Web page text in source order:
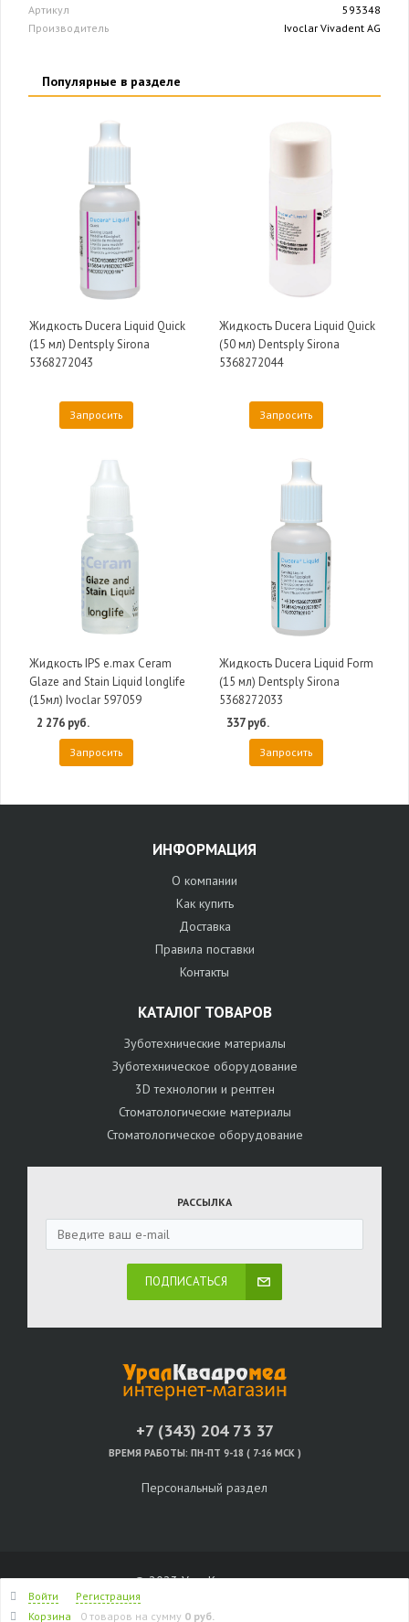
Артикул
593348
Производитель
Ivoclar Vivadent AG
Популярные в разделе
Жидкость Ducera Liquid Quick
(15 мл) Dentsply Sirona
5368272043
Запросить
Жидкость Ducera Liquid Quick
(50 мл) Dentsply Sirona
5368272044
Запросить
Жидкость IPS e.max Ceram
Glaze and Stain Liquid longlife
(15мл) Ivoclar 597059
2 276 руб.
Запросить
Жидкость Ducera Liquid Form
(15 мл) Dentsply Sirona
5368272033
337 руб.
Запросить
ИНФОРМАЦИЯ
О компании
Как купить
Доставка
Правила поставки
Контакты
КАТАЛОГ ТОВАРОВ
Зуботехнические материалы
Зуботехническое оборудование
3D технологии и рентген
Стоматологические материалы
Стоматологическое оборудование
РАССЫЛКА
ПОДПИСАТЬСЯ
+7 (343) 204 73 37
ВРЕМЯ РАБОТЫ: ПН-ПТ 9-18 ( 7-16 МСК )
Персональный раздел
© 2023 УралКвадромед
Войти
Регистрация
Корзина
0 товаров на сумму 0 руб.